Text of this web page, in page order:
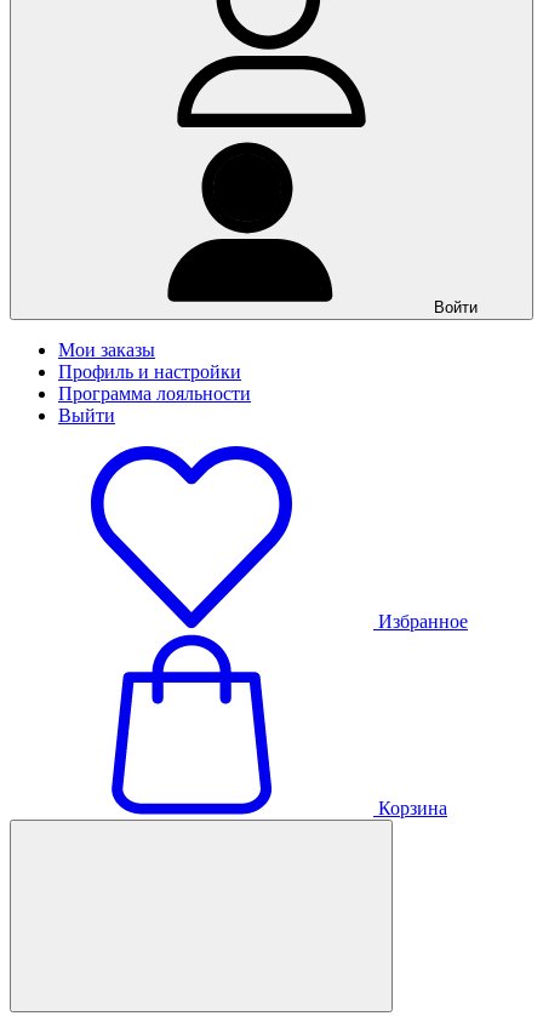
Войти
Мои заказы
Профиль и настройки
Программа лояльности
Выйти
Избранное
Корзина